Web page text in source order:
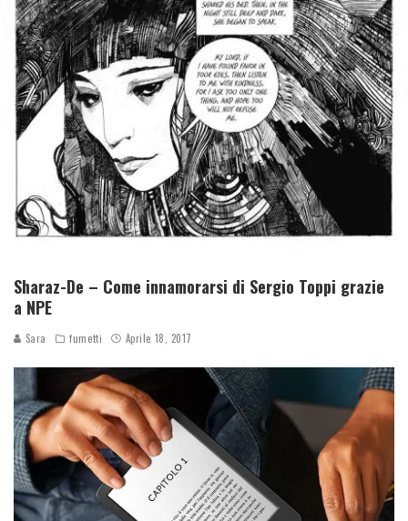
Sharaz-De – Come innamorarsi di Sergio Toppi grazie
a NPE
Sara fumetti Aprile 18, 2017